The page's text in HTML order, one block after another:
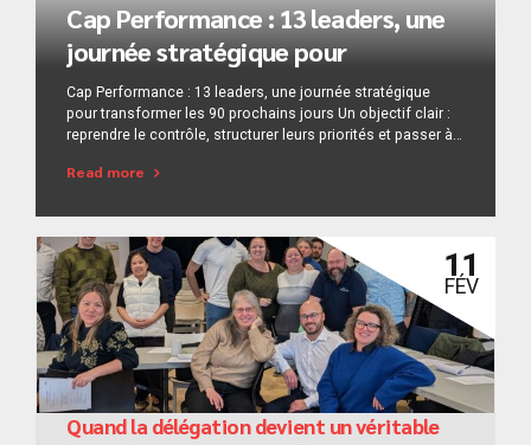
Cap Performance : 13 leaders, une
journée stratégique pour
transformer les 90 prochains jours-
6 mars 2026
Cap Performance : 13 leaders, une journée stratégique
pour transformer les 90 prochains jours Un objectif clair :
reprendre le contrôle, structurer leurs priorités et passer à
Performance a réuni des gestionnaires et dirigeants
seulement dans leur entreprise. Une nuance majeure pour
quiconque vise...
Read more
11
FÉV
Quand la délégation devient un véritable